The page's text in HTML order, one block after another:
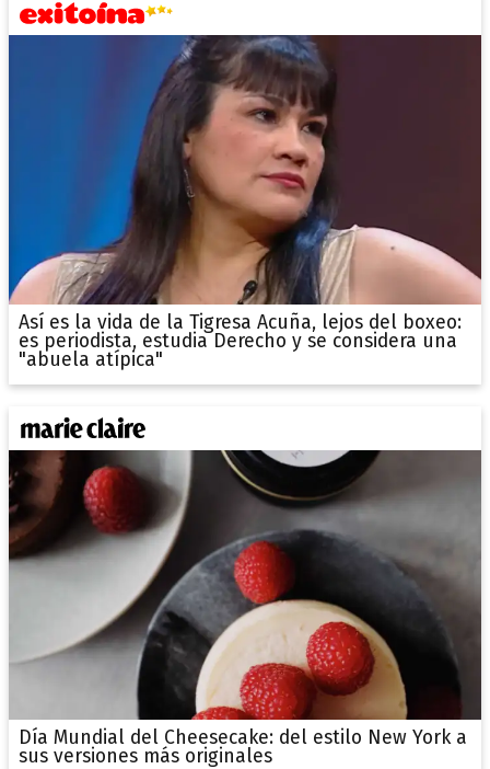
Así es la vida de la Tigresa Acuña, lejos del boxeo:
es periodista, estudia Derecho y se considera una
"abuela atípica"
Día Mundial del Cheesecake: del estilo New York a
sus versiones más originales